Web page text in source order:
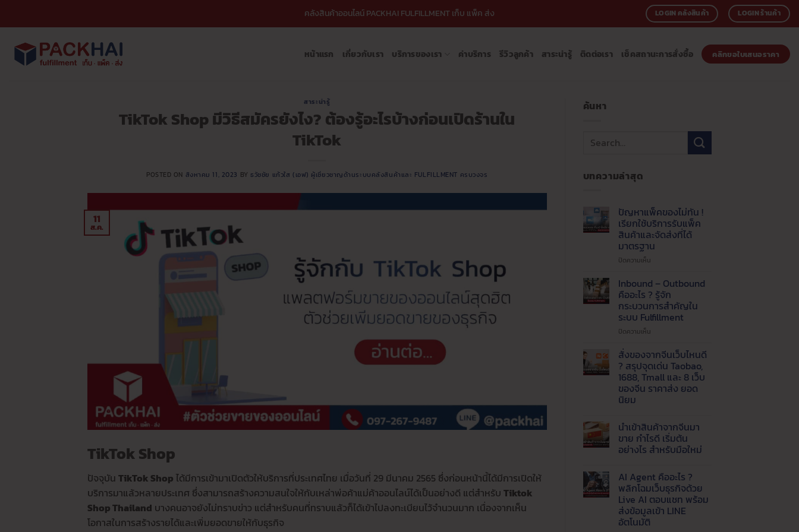
เนื้อหา
คลังสินค้าออนไลน์ PACKHAI FULFILLMENT เก็บ แพ็ค ส่ง LOGIN คลังสินค้า LOGIN ร้านค้า
หน้าแรก เกี่ยวกับเรา บริการของเรา ค่าบริการ รีวิวลูกค้า สาระน่ารู้ ติดต่อเรา เช็คสถานะการสั่งซื้อ คลิกขอใบเสนอราคา
สาระน่ารู้
TikTok Shop มีวิธีสมัครยังไง? ต้องรู้อะไรบ้างก่อนเปิดร้านใน
TikTok
POSTED ON สิงหาคม 11, 2023 BY ธวัชชัย แก้วใส (เอฟ) ผู้เชี่ยวชาญด้านระบบคลังสินค้าและ FULFILLMENT ครบวงจร
11
ส.ค.
TikTok Shop
ปัจจุบัน TikTok Shop ได้มีการเข้ามาเปิดตัวให้บริการที่ประเทศไทย เมื่อวันที่ 29 มีนาคม 2565 ซึ่งก่อนหน้านี้ได้มีการเปิดให้
บริการมาแล้วหลายประเทศ ซึ่งสามารถสร้างความสนใจให้กับเหล่าพ่อค้าแม่ค้าออนไลน์ได้เป็นอย่างดี แต่สำหรับ Tiktok
Shop Thailand บางคนอาจยังไม่ทราบข่าว แต่สำหรับคนที่ทราบแล้วก็ได้เข้าไปลงทะเบียนไว้จำนวนมาก เนื่องจากเห็น
โอกาสในการสร้างรายได้และเพิ่มยอดขายให้กับธุรกิจ
ค้นหา
บทความล่าสุด
ปัญหาแพ็คของไม่ทัน !
เรียกใช้บริการรับแพ็ค
สินค้าและจัดส่งที่ได้
มาตรฐาน
ปิดความเห็นบน
แพ็ค
ของ
ไม่ทัน
!
เรียก
ใช้
แพ็ค
สินค้า
และ
จัด
มาตรฐาน
Inbound – Outbound
คืออะไร ? รู้จัก
กระบวนการสำคัญใน
ระบบ Fulfillment
ปิดความเห็นบน
–
Outbound
คือ
อะไร
?
สำคัญ
ใน
ระบบ
Fulfillment
สั่งของจากจีนเว็บไหนดี
? สรุปจุดเด่น Taobao,
1688, Tmall และ 8 เว็บ
ของจีน ราคาส่ง ยอด
นิยม
เห็น
บน
สั่ง
ของ
เว็บ
ไหน
ดี
?
สรุป
จุด
เด่น
Taobao,
นำเข้าสินค้าจากจีนมา
ขาย กำไรดี เริ่มต้น
อย่างไร สำหรับมือใหม่
เห็น
บน
นำ
เข้า
สินค้า
จาก
จีน
AI Agent คืออะไร ?
พลิกโฉมเว็บธุรกิจด้วย
Live AI ตอบแชท พร้อม
ส่งข้อมูลเข้า LINE
อัตโนมัติ